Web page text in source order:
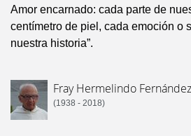
Amor encarnado: cada parte de
centímetro de piel, cada emoción o
nuestra historia”.
Fray Hermelindo
(1938 - 2018)